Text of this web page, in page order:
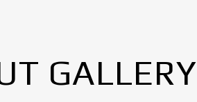
GALLERY